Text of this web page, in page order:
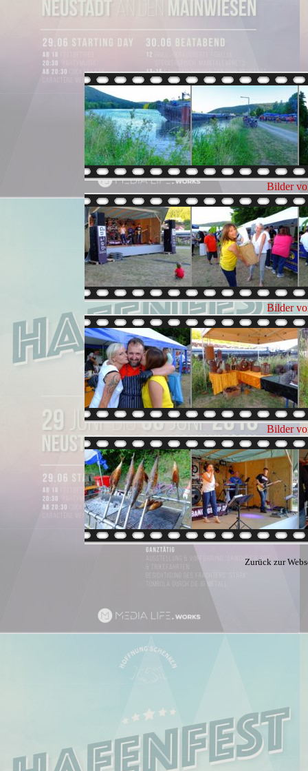
Bilder
Bilder
Bilder
Zurück zur